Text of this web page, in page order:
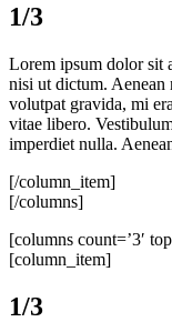
1/3
Lorem ipsum dolor sit
nisi ut dictum. Aenean
volutpat gravida, mi
vitae libero.
imperdiet nulla.
[/column_item]
[/columns]
[columns count=’3′
[column_item]
1/3